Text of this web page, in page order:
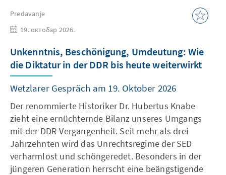
Predavanje
19. октобар 2026.
Unkenntnis, Beschönigung, Umdeutung: Wie
die Diktatur in der DDR bis heute weiterwirkt
Wetzlarer Gespräch am 19. Oktober 2026
Der renommierte Historiker Dr. Hubertus Knabe
zieht eine ernüchternde Bilanz unseres Umgangs
mit der DDR-Vergangenheit. Seit mehr als drei
Jahrzehnten wird das Unrechtsregime der SED
verharmlost und schöngeredet. Besonders in der
jüngeren Generation herrscht eine beängstigende